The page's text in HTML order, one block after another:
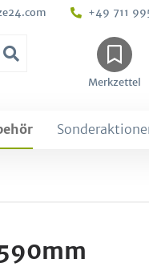
+49 711
Merkzettel